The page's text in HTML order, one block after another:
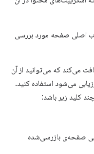
اصلی صفحه مورد بررسی
می‌کند که می‌توانید از آن
می‌شود استفاده کنید.
کلید زیر باشد:
صفحه‌ی بازرسی‌شده